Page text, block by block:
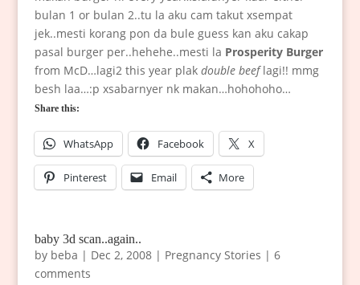
bulan 1 or bulan 2..tu la aku cam takut xsempat
jek..mesti korang pon da bule guess kan aku cakap
pasal burger per..hehehe..mesti la Prosperity Burger
from McD…lagi2 this year plak double beeflagi!! mmg
besh laa…:p xsabarnyer nk makan…hohohoho…
Share this:
WhatsApp Facebook X
Pinterest Email More
baby 3d scan..again..
by beba | Dec 2, 2008| Pregnancy Stories | 6
comments